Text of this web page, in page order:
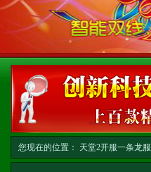
您现在的位置： 天堂2开服一条龙